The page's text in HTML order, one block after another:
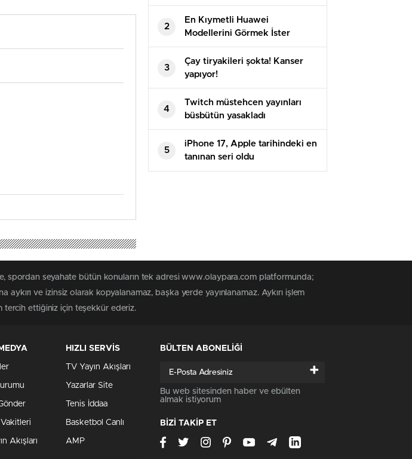
2
En Kıymetli Huawei
Modellerini Görmek İster
Misiniz? Karşınızda Caviar
Dayanaklı Mate 70 RS ve Mate
X6
3
Çay tiryakileri şokta! Kanser
yapıyor!
4
Twitch müstehcen yayınları
büsbütün yasakladı
5
iPhone 17, Apple tarihindeki en
tanınan seri oldu
spordan seyahate bütün konuların tek adresi www.olaypara.com platformunda;
ve izinsiz olarak kopyalanamaz, başka yerde yayınlanamaz. Aykırı işlem
tercih ettiğiniz için teşekkür ederiz.
Akışları
HIZLI SERVİS
TV Yayın Akışları
Yazarlar Site
Tenis İddaa
Basketbol Canlı
AMP
BÜLTEN ABONELİĞİ
+
Bu web sitesinden haber ve ebülten
almak istiyorum
BİZİ TAKİP ET